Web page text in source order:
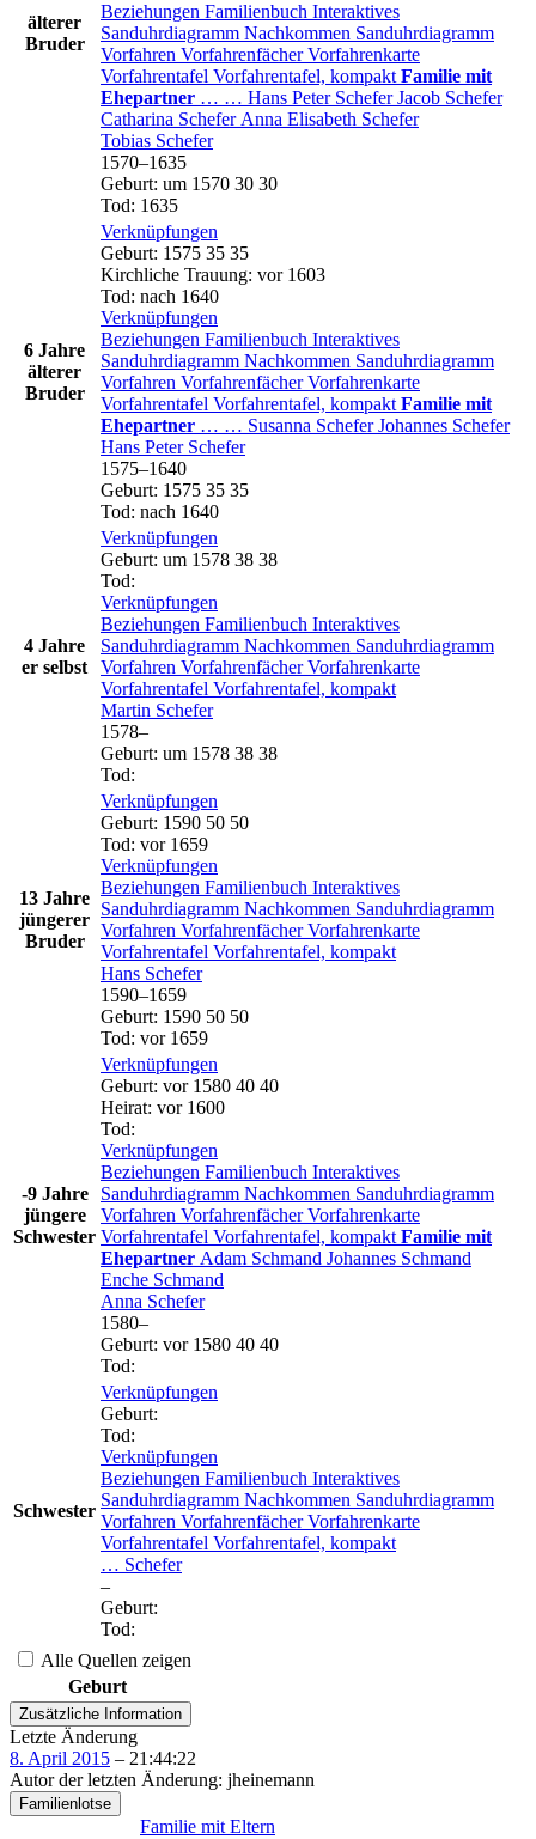
älterer
Bruder
Beziehungen Familienbuch Interaktives
Sanduhrdiagramm Nachkommen Sanduhrdiagramm
Vorfahren VorfahrenfächerVorfahrenkarte
Vorfahrentafel Vorfahrentafel, kompakt Familie mit
Ehepartner … … Hans Peter Schefer Jacob Schefer
Catharina Schefer Anna Elisabeth Schefer
Tobias Schefer
1570–1635
Geburt: um 1570 30 30
Tod: 1635
6 Jahre
älterer
Bruder
Verknüpfungen
Geburt: 1575 35 35
Kirchliche Trauung: vor 1603
Tod: nach 1640
Verknüpfungen
Beziehungen Familienbuch Interaktives
Sanduhrdiagramm Nachkommen Sanduhrdiagramm
Vorfahren VorfahrenfächerVorfahrenkarte
Vorfahrentafel Vorfahrentafel, kompakt Familie mit
Ehepartner … … Susanna Schefer Johannes Schefer
Hans Peter Schefer
1575–1640
Geburt: 1575 35 35
Tod: nach 1640
4 Jahre
er selbst
Verknüpfungen
Geburt: um 1578 38 38
Tod:
Verknüpfungen
Beziehungen Familienbuch Interaktives
Sanduhrdiagramm Nachkommen Sanduhrdiagramm
Vorfahren VorfahrenfächerVorfahrenkarte
Vorfahrentafel Vorfahrentafel, kompakt
Martin Schefer
1578–
Geburt: um 1578 38 38
Tod:
13 Jahre
jüngerer
Bruder
Verknüpfungen
Geburt: 1590 50 50
Tod: vor 1659
Verknüpfungen
Beziehungen Familienbuch Interaktives
Sanduhrdiagramm Nachkommen Sanduhrdiagramm
Vorfahren VorfahrenfächerVorfahrenkarte
Vorfahrentafel Vorfahrentafel, kompakt
Hans Schefer
1590–1659
Geburt: 1590 50 50
Tod: vor 1659
-9 Jahre
jüngere
Schwester
Verknüpfungen
Geburt: vor 1580 40 40
Heirat: vor 1600
Tod:
Verknüpfungen
Beziehungen Familienbuch Interaktives
Sanduhrdiagramm Nachkommen Sanduhrdiagramm
Vorfahren VorfahrenfächerVorfahrenkarte
Vorfahrentafel Vorfahrentafel, kompakt Familie mit
Ehepartner Adam Schmand Johannes Schmand
Enche Schmand
Anna Schefer
1580–
Geburt: vor 1580 40 40
Tod:
Schwester
Verknüpfungen
Geburt:
Tod:
Verknüpfungen
Beziehungen Familienbuch Interaktives
Sanduhrdiagramm Nachkommen Sanduhrdiagramm
Vorfahren VorfahrenfächerVorfahrenkarte
Vorfahrentafel Vorfahrentafel, kompakt
… Schefer
–
Geburt:
Tod:
Alle Quellen zeigen
Geburt
Zusätzliche Information
Letzte Änderung
8. April 2015 – 21:44:22
Autor der letzten Änderung: jheinemann
Familienlotse
Familie mit Eltern